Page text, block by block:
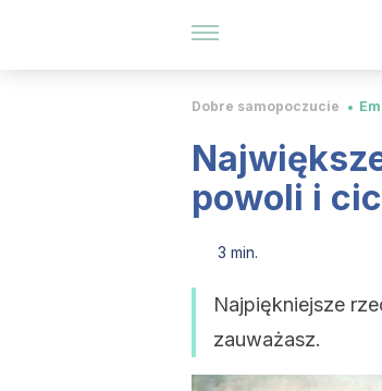
Dobre samopoczucie
powoli i
3 min.
Najpiękniejsze
zauważasz.